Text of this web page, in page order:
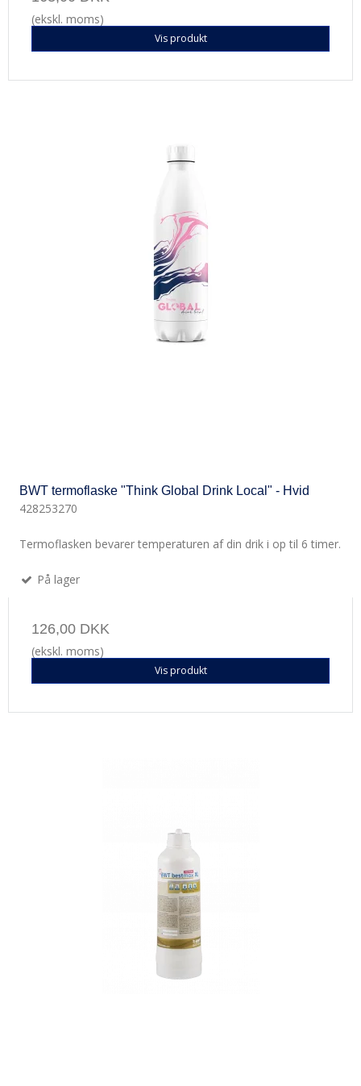
(ekskl. moms)
Vis produkt
BWT termoflaske "Think Global Drink Local" - Hvid
428253270
Termoflasken bevarer temperaturen af din drik i op til 6 timer.
På lager
126,00 DKK
(ekskl. moms)
Vis produkt